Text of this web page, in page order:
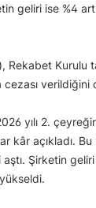
geliri ise %4
), Rekabet Kurulu
cezası verildiğini
yılı 2.
kâr açıkladı.
Şirketin geliri